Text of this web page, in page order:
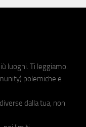
luoghi. Ti leggiamo.
polemiche e
dalla tua, non